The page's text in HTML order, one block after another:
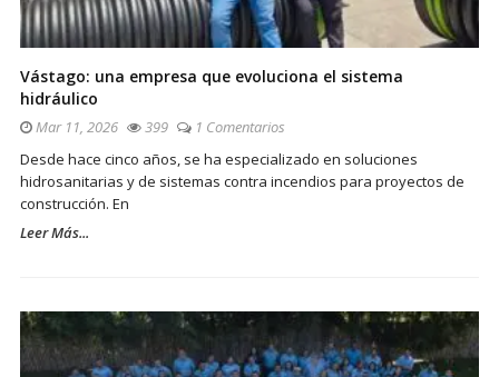
Vástago: una empresa que evoluciona el sistema
hidráulico
Mar 11, 2026 399
1 Comentarios
Desde hace cinco años, se ha especializado en soluciones
hidrosanitarias y de sistemas contra incendios para proyectos de
construcción. En
Leer Más...